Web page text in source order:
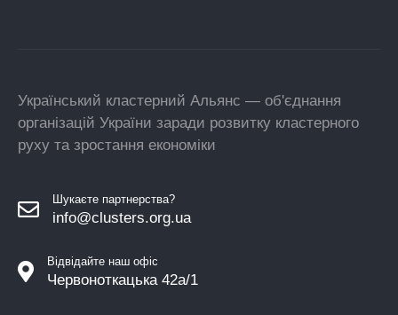
Український кластерний Альянс — об'єднання
організацій України заради розвитку кластерного
руху та зростання економіки
Шукаєте партнерства?
info@clusters.org.ua
Відвідайте наш офіс
Червоноткацька 42а/1